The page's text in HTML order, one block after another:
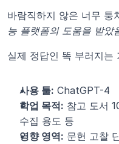
바람직하지 않은 너무 퉁
능 플랫폼의 도움을 받았
실제 정답인 똑 부러지는
사용 툴: ChatGPT-4
학업 목적: 참고 도서
수집 용도 등
영향 영역: 문헌 고찰